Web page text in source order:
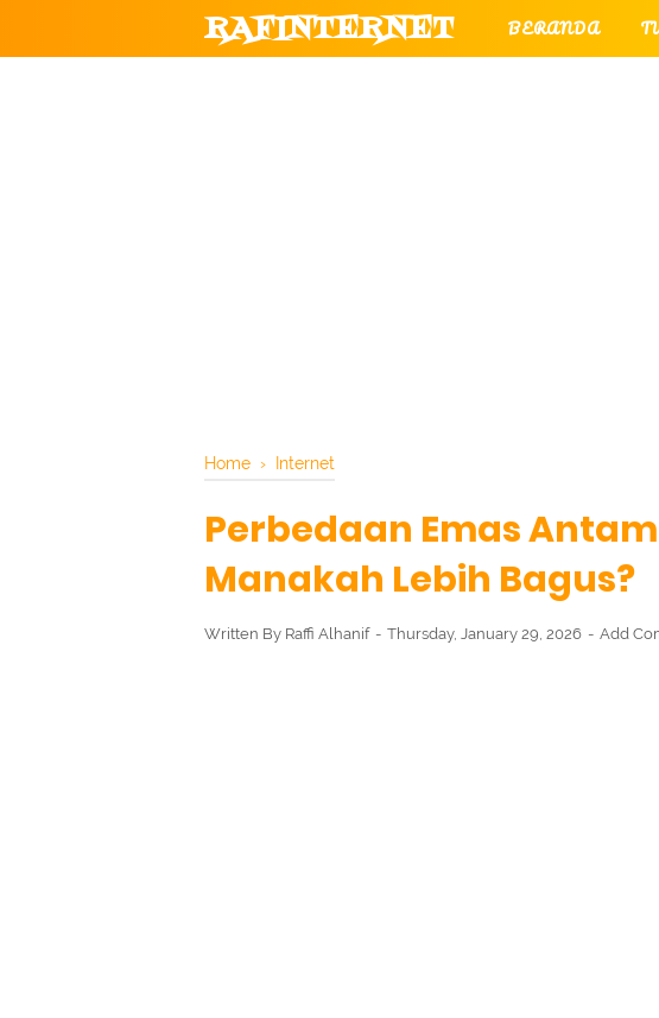
RAFINTERNET BERANDA
Home › Internet
Perbedaan Emas Antam
Manakah Lebih Bagus?
Written By Raffi Alhanif Thursday, January 29, 2026 Add